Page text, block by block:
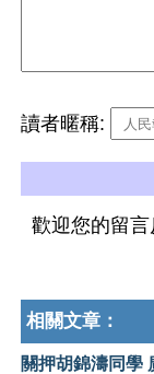
讀者暱稱:
歡迎您的留言
相關文章：
關押胡錦濤同學